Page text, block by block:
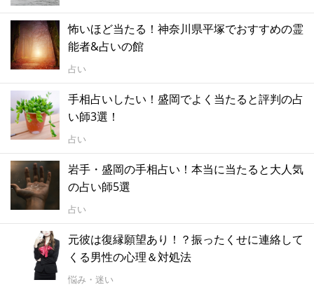
怖いほど当たる！神奈川県平塚でおすすめの霊
能者&占いの館
占い
手相占いしたい！盛岡でよく当たると評判の占
い師3選！
占い
岩手・盛岡の手相占い！本当に当たると大人気
の占い師5選
占い
元彼は復縁願望あり！？振ったくせに連絡して
くる男性の心理＆対処法
悩み・迷い